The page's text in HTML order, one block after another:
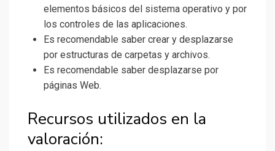
elementos básicos del sistema operativo y por
los controles de las aplicaciones.
Es recomendable saber crear y desplazarse
por estructuras de carpetas y archivos.
Es recomendable saber desplazarse por
páginas Web.
Recursos utilizados en la
valoración: